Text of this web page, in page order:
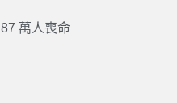
萬人喪命